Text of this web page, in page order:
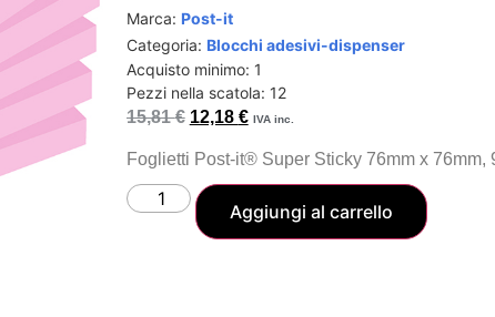
Marca: Post-it
Categoria: Blocchi adesivi-dispenser
Acquisto minimo: 1
Pezzi nella scatola: 12
15,81€ 12,18 € IVA inc.
Foglietti Post-it® Super Sticky 76mm x 76mm,
Aggiungi al carrello